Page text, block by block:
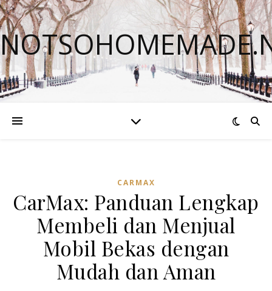
CARMAX
CarMax: Panduan Lengkap
Membeli dan Menjual
Mobil Bekas dengan
Mudah dan Aman